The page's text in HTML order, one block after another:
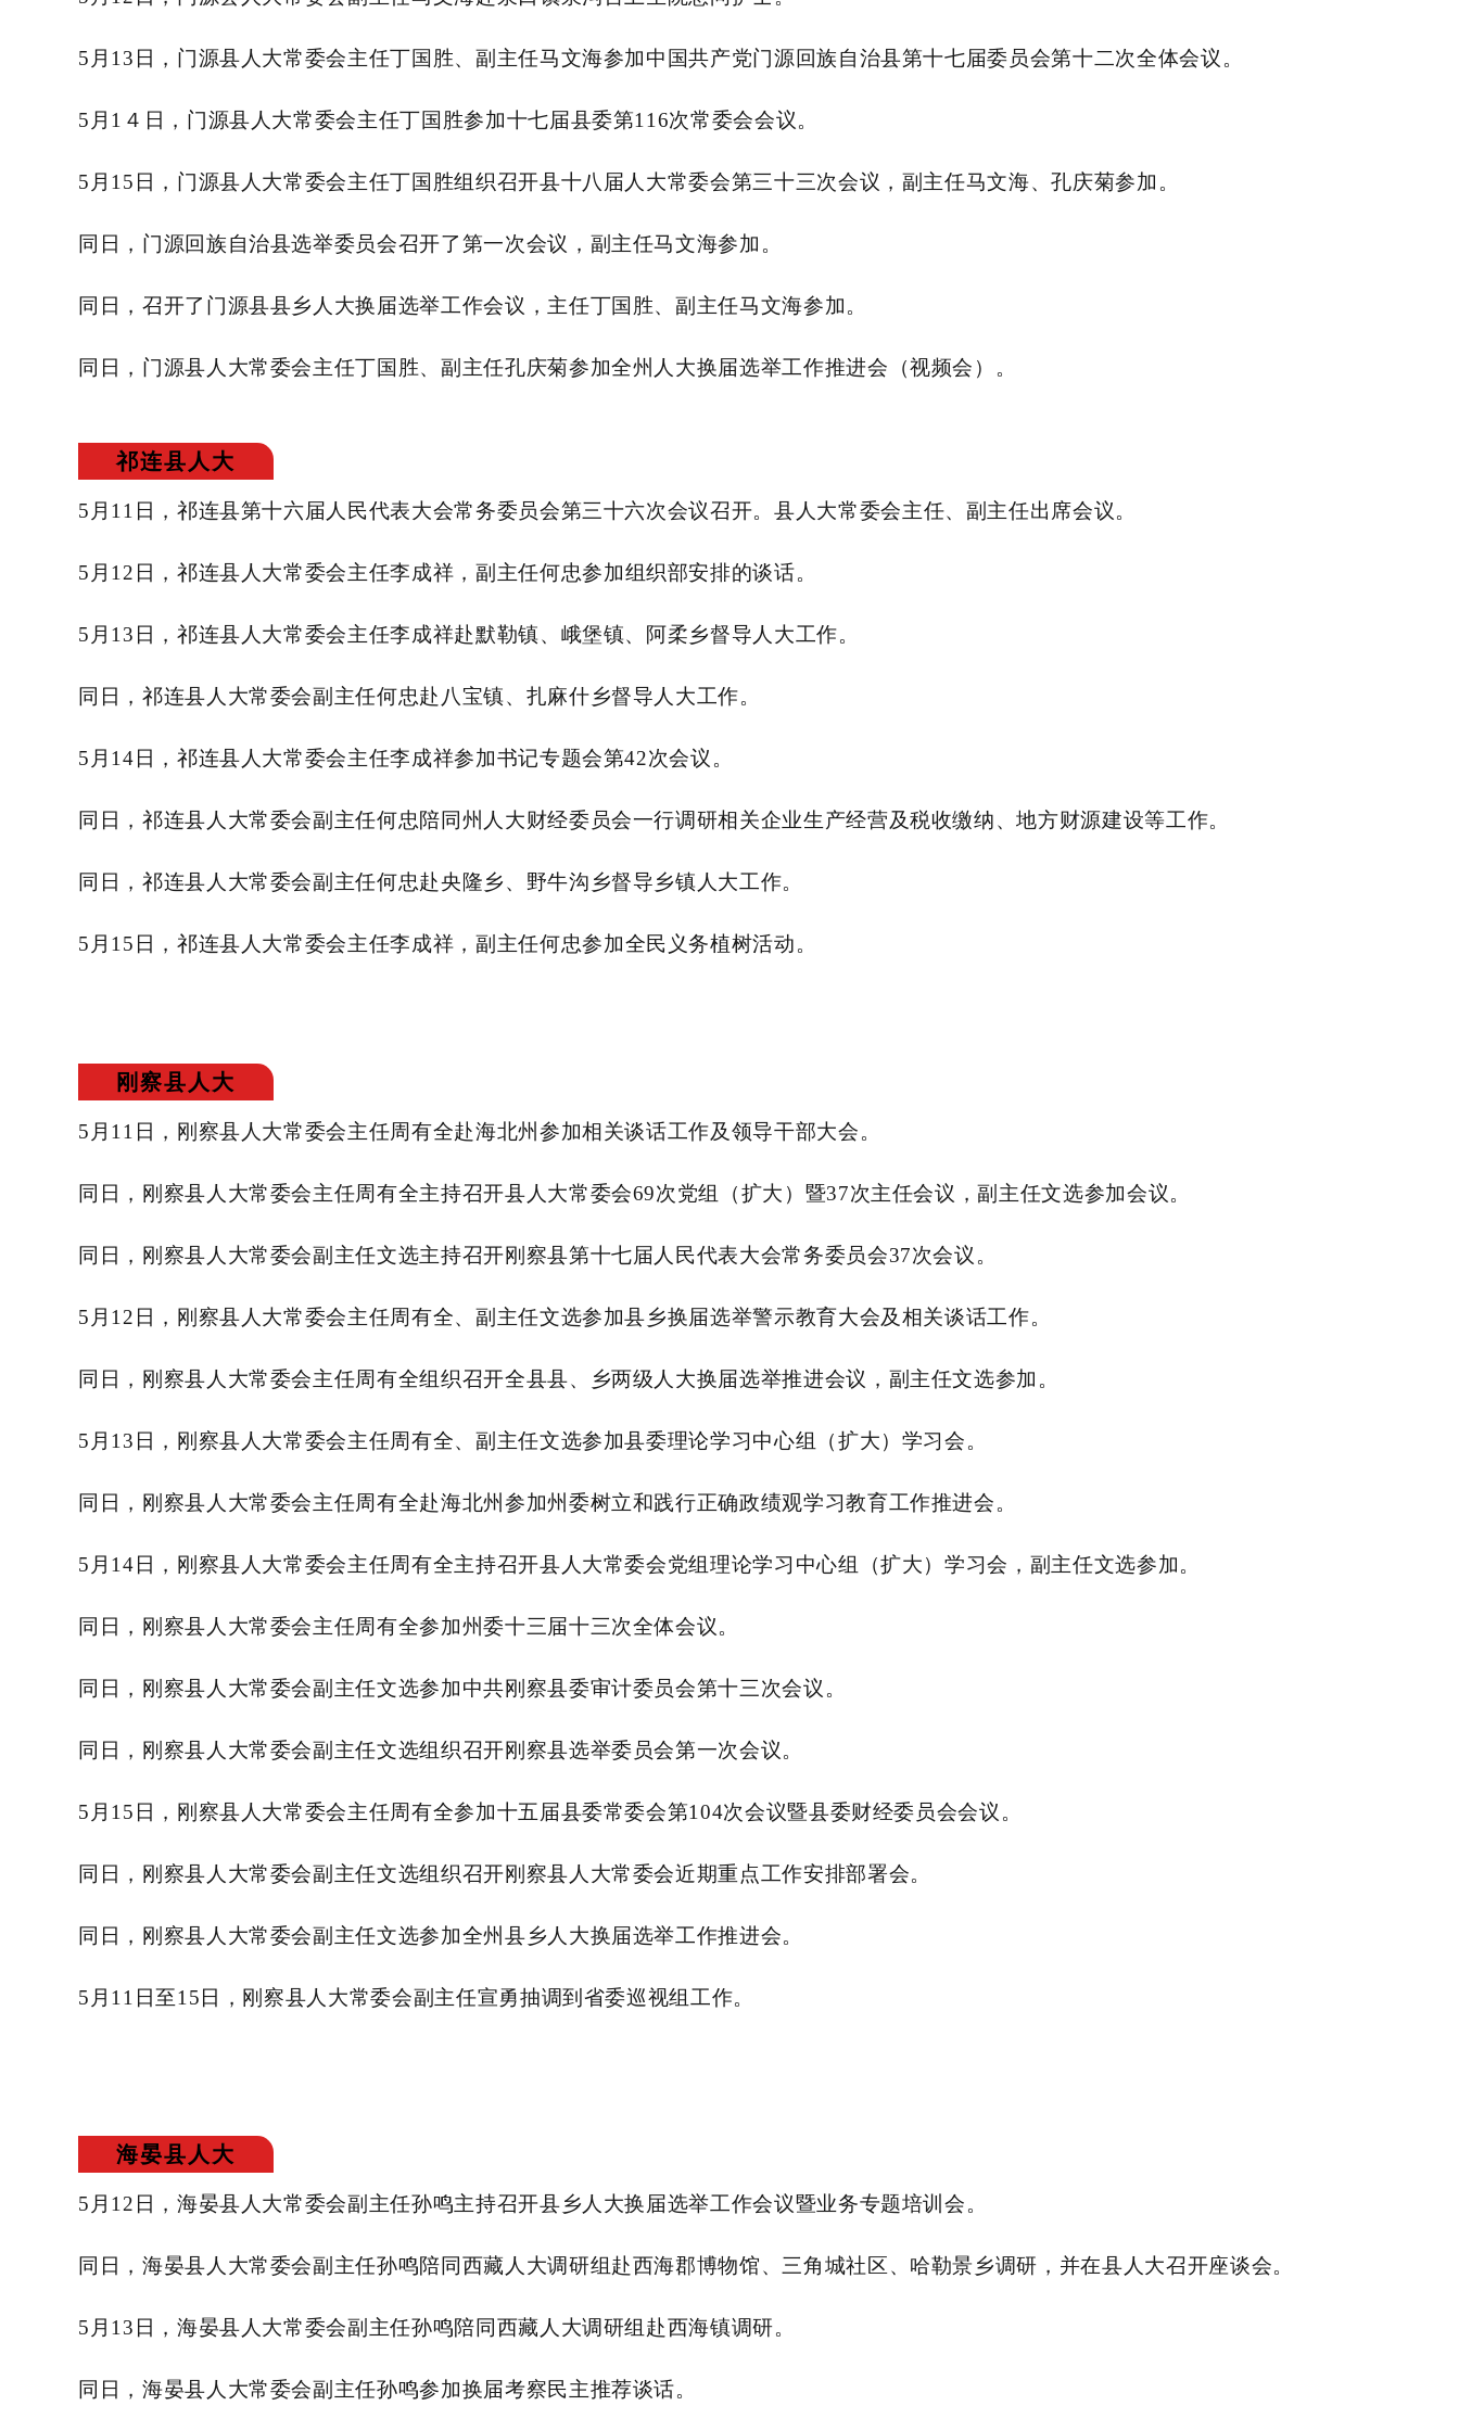
5月13日，门源县人大常委会主任丁国胜、副主任马文海参加中国共产党门源回族自治县第十七届委员会第十二次全体会议。
5月1４日，门源县人大常委会主任丁国胜参加十七届县委第116次常委会会议。
5月15日，门源县人大常委会主任丁国胜组织召开县十八届人大常委会第三十三次会议，副主任马文海、孔庆菊参加。
同日，门源回族自治县选举委员会召开了第一次会议，副主任马文海参加。
同日，召开了门源县县乡人大换届选举工作会议，主任丁国胜、副主任马文海参加。
同日，门源县人大常委会主任丁国胜、副主任孔庆菊参加全州人大换届选举工作推进会（视频会）。
祁连县人大
5 月 11日，祁连县第十六届人民代表大会常务委员会第三十六次会议召开。县人大常委会主任、副主任出席会议。
5 月 12日， 祁连县人大常委会主任李成祥 ，副主任何忠参加组织部安排的谈话。
5 月 13日，祁连县人大常委会主任李成祥赴默勒镇、峨堡镇、阿柔乡督导人大工作。
同日，祁连县人大常委会副主任何忠赴八宝镇、扎麻什乡督导人大工作。
5 月 14日，祁连县人大常委会主任李成祥参加书记专题会第42次会议。
同日，祁连县人大常委会副主任何忠陪同州人大财经委员会一行调研相关企业生产经营及税收缴纳、地方财源建设等工作。
同日，祁连县人大常委会副主任何忠赴央隆乡、野牛沟乡督导乡镇人大工作。
5 月 15日，祁连县人大常委会主任李成祥 ，副主任何忠参加全民义务植树活动。
刚察县人大
5月11日，刚察县人大常委会主任周有全赴海北州参加相关谈话工作及领导干部大会。
同日，刚察县人大常委会主任周有全主持召开县人大常委会69次党组（扩大）暨37次主任会议，副主任文选参加会议。
同日，刚察县人大常委会副主任文选主持召开刚察县第十七届人民代表大会常务委员会37次会议。
5月12日，刚察县人大常委会主任周有全、副主任文选参加县乡换届选举警示教育大会及相关谈话工作。
同日，刚察县人大常委会主任周有全组织召开全县县、乡两级人大换届选举推进会议，副主任文选参加。
5月13日，刚察县人大常委会主任周有全、副主任文选参加县委理论学习中心组（扩大）学习会。
同日，刚察县人大常委会主任周有全赴海北州参加州委树立和践行正确政绩观学习教育工作推进会。
5月14日，刚察县人大常委会主任周有全主持召开县人大常委会党组理论学习中心组（扩大）学习会，副主任文选参加。
同日，刚察县人大常委会主任周有全参加州委十三届十三次全体会议。
同日，刚察县人大常委会副主任文选参加中共刚察县委审计委员会第十三次会议。
同日，刚察县人大常委会副主任文选组织召开刚察县选举委员会第一次会议。
5月15日，刚察县人大常委会主任周有全参加十五届县委常委会第104次会议暨县委财经委员会会议。
同日，刚察县人大常委会副主任文选组织召开刚察县人大常委会近期重点工作安排部署会。
同日，刚察县人大常委会副主任文选参加全州县乡人大换届选举工作推进会。
5月11日至15日，刚察县人大常委会副主任宣勇抽调到省委巡视组工作。
海晏县人大
5月12日，海晏县人大常委会副主任孙鸣主持召开县乡人大换届选举工作会议暨业务专题培训会。
同日，海晏县人大常委会副主任孙鸣陪同西藏人大调研组赴西海郡博物馆、三角城社区、哈勒景乡调研，并在县人大召开座谈会。
5月13日，海晏县人大常委会副主任孙鸣陪同西藏人大调研组赴西海镇调研。
同日，海晏县人大常委会副主任孙鸣参加换届考察民主推荐谈话。